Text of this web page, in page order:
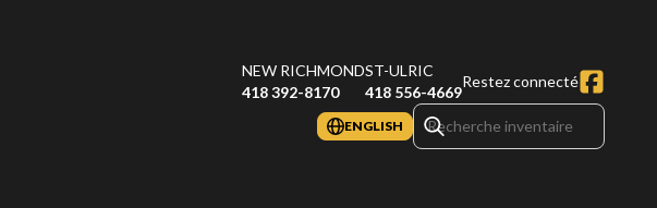
NEW RICHMOND
418 392-8170
ST-ULRIC
418 556-4669
Restez connecté
ENGLISH